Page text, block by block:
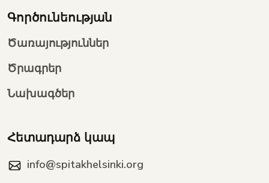
Գործունեության
Ծառայություններ
Ծրագրեր
Նախագծեր
Հետադարձ կապ
info@spitakhelsinki.org